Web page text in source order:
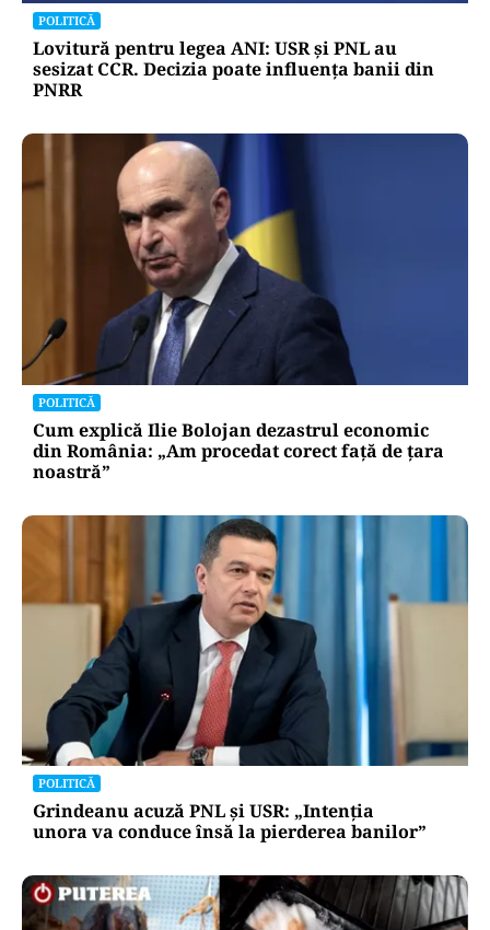
POLITICĂ
Lovitură pentru legea ANI: USR și PNL au
sesizat CCR. Decizia poate influența banii din
PNRR
POLITICĂ
Cum explică Ilie Bolojan dezastrul economic
din România: „Am procedat corect față de țara
noastră”
POLITICĂ
Grindeanu acuză PNL și USR: „Intenția
unora va conduce însă la pierderea banilor”